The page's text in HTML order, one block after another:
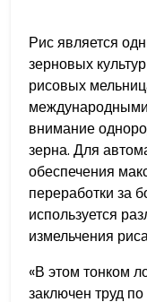
Рис является
зерновых
рисовых
внимание
зерна. Для
обеспечения
переработки за
используется
измельчения
«В этом тонком
заключен труд